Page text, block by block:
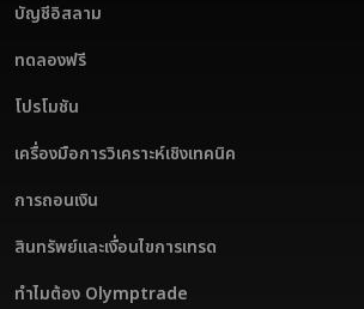
บัญชีอิสลาม
ทดลองฟรี
โปรโมชัน
เครื่องมือการวิเคราะห์เชิงเทคนิค
การถอนเงิน
สินทรัพย์และเงื่อนไขการเทรด
ทำไมต้อง Olymptrade